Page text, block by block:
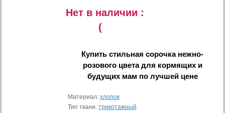
Нет в наличии :
(
Купитьстильная сорочка нежно-
розового цвета для кормящих и
будущих мам по лучшей цене
Материал: хлопок
Тип ткани: трикотажный